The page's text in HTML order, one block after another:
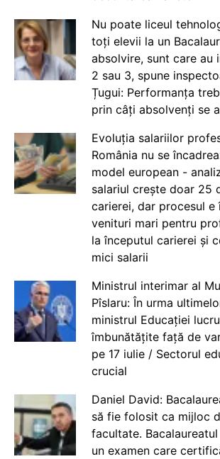
Nu poate liceul
toți elevii la un
absolvire, sunt care au
2 sau 3, spune
Țugui: Performanța
prin câți absolvenți se
Evoluția salariilor
România nu se
model european -
salariul crește doar 25
carierei, dar procesul e
venituri mari pentru
la începutul carierei și
mici salarii
Ministrul interimar al
Pîslaru: În urma
ministrul Educației
îmbunătățite față de
pe 17 iulie / Sectorul
crucial
Daniel David:
să fie folosit ca mijloc
facultate.
un examen care